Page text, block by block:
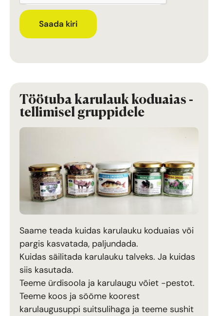
Saada kiri
Töötuba karulauk koduaias -
tellimisel gruppidele
Saame teada kuidas karulauku koduaias või
pargis kasvatada, paljundada.
Kuidas säilitada karulauku talveks. Ja kuidas
siis kasutada.
Teeme ürdisoola ja karulaugu võiet -pestot.
Teeme koos ja sööme koorest
karulaugusuppi suitsulihaga ja teeme sushit